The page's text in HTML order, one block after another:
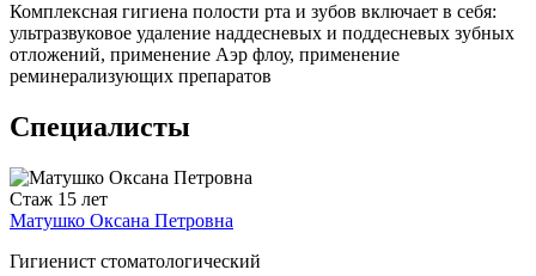
Комплексная гигиена полости рта и зубов включает в себя:
ультразвуковое удаление наддесневых и поддесневых зубных
отложений, применение Аэр флоу, применение
реминерализующих препаратов
Специалисты
Стаж 15 лет
Матушко Оксана Петровна
Гигиенист стоматологический